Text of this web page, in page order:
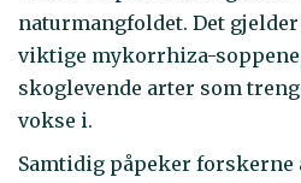
naturmangfoldet. Det
viktige mykorrhiza-
skoglevende arter som
vokse i.
Samtidig påpeker forskerne